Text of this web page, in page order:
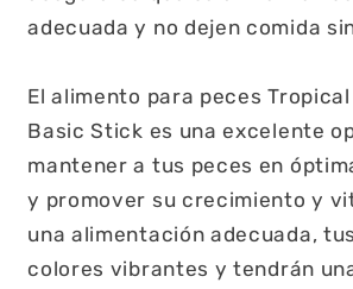
adecuada y no dejen comida
El alimento para peces
Basic Stick es una excelente
mantener a tus peces en
y promover su crecimiento y
una alimentación adecuada,
colores vibrantes y tendrán